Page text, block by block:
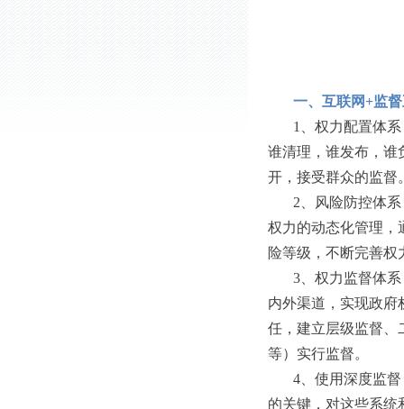
一、互联网+监
1、权力配置体
谁清理，谁发布，谁
开，接受群众的监督
2、风险防控体
权力的动态化管理，
险等级，不断完善
3、权力监督体
内外渠道，实现政府
任，建立层级监督、
等）实行监督。
4、使用深度监
的关键，对这些系统